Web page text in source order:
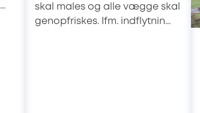
skal males og alle vægge skal
genopfriskes. Ifm. indflytnin...